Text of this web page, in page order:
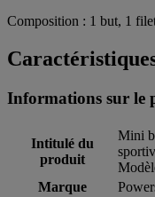
Composition : 1 but, 1
Informations sur le
Intitulé du
produit
Mini
Marque